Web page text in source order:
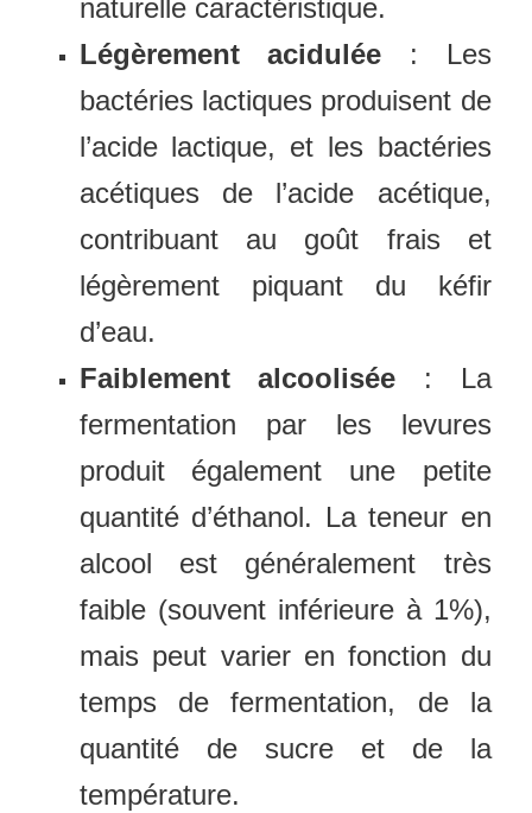
naturelle caractéristique.
Légèrement acidulée : Les
bactéries lactiques produisent de
l’acide lactique, et les bactéries
acétiques de l’acide acétique,
contribuant au goût frais et
légèrement piquant du kéfir
d’eau.
Faiblement alcoolisée : La
fermentation par les levures
produit également une petite
quantité d’éthanol. La teneur en
alcool est généralement très
faible (souvent inférieure à 1%),
mais peut varier en fonction du
temps de fermentation, de la
quantité de sucre et de la
température.